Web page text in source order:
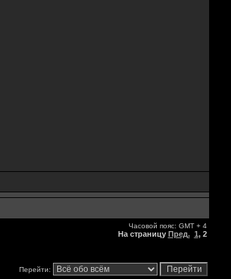
Часовой пояс: GMT + 4
На страницу Пред. 1, 2
Перейти: